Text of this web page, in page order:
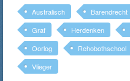
Australisch Barendrecht
Graf
Herdenken
Oorlog
Rehobothschool
Vlieger